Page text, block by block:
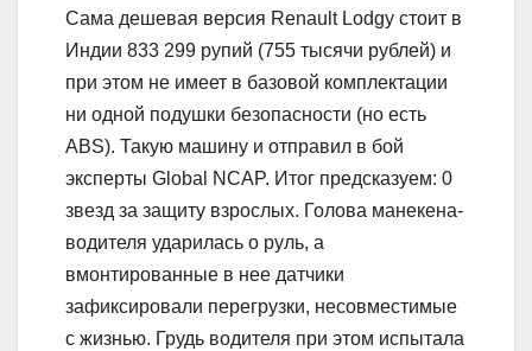
Сама дешевая версия Renault Lodgy стоит в
Индии 833 299 рупий (755 тысячи рублей) и
при этом не имеет в базовой комплектации
ни одной подушки безопасности (но есть
ABS). Такую машину и отправил в бой
эксперты Global NCAP. Итог предсказуем: 0
звезд за защиту взрослых. Голова манекена-
водителя ударилась о руль, а
вмонтированные в нее датчики
зафиксировали перегрузки, несовместимые
с жизнью. Грудь водителя при этом испытала